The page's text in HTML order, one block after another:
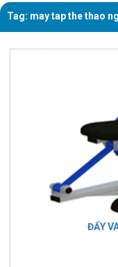
Tag: may tap the thao
ĐẨY